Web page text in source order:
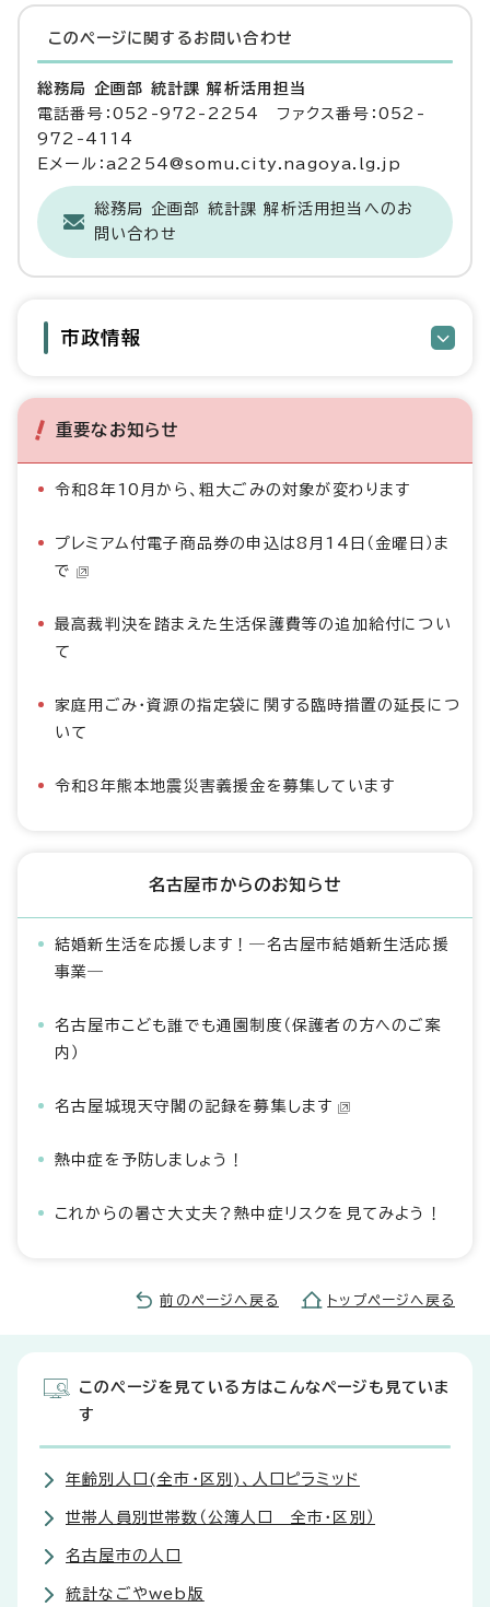
このページに関する お問い合わせ
総務局 企画部 統計課 解析活用担当
電話番号：052-972-2254 ファクス番号：052-
972-4114
Eメール：a2254@somu.city.nagoya.lg.jp
総務局 企画部 統計課 解析活用担当へのお
問い合わせ
市政情報
重要なお知らせ
令和8年10月から、粗大ごみの対象が変わります
プレミアム付電子商品券の申込は8月14日（金曜日）ま
で
最高裁判決を踏まえた生活保護費等の追加給付につい
て
家庭用ごみ・資源の指定袋に関する臨時措置の延長につ
いて
令和8年熊本地震災害義援金を募集しています
名古屋市からのお知らせ
結婚新生活を応援します！―名古屋市結婚新生活応援
事業―
名古屋市こども誰でも通園制度（保護者の方へのご案
内）
名古屋城現天守閣の記録を募集します
熱中症を予防しましょう！
これからの暑さ大丈夫？熱中症リスクを見てみよう！
前のページへ戻る トップページへ戻る
このページを見ている方はこんなページも見ていま
す
年齢別人口(全市・区別)、人口ピラミッド
世帯人員別世帯数（公簿人口 全市・区別）
名古屋市の人口
統計なごやweb版